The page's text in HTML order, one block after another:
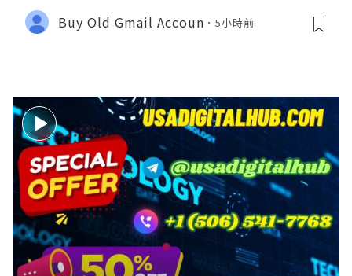
Buy Old Gmail Accoun 5小時前